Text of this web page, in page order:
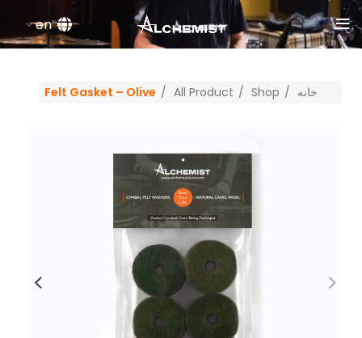
en
خانه Shop
All Product
Felt Gasket – Olive